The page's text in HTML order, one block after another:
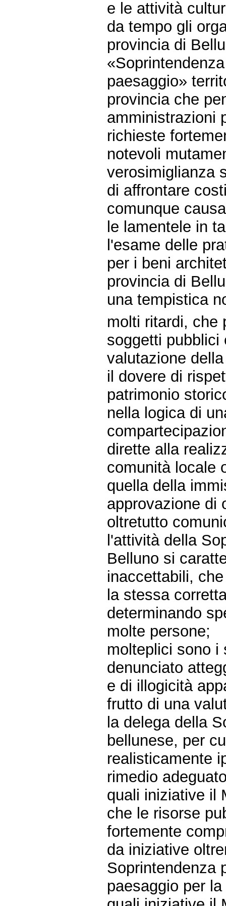
e le attività
da tempo gli
provincia di
paesaggio»
provincia che
amministrazioni
richieste
notevoli
verosimiglianza
di affrontare
comunque
le lamentele in
l'esame delle
per i beni
provincia di
una tempistica
molti ritardi, che
soggetti pubblici
valutazione
il dovere di
patrimonio
nella logica di
dirette alla
comunità locale
quella della
approvazione di
oltretutto
l'attività della
Belluno si
inaccettabili,
la stessa
determinando
molte persone;
molteplici sono i
denunciato
e di illogicità
frutto di una
la delega della
bellunese, per
realisticamente
rimedio
quali iniziative il
che le risorse
fortemente
da iniziative
Soprintendenza
paesaggio per